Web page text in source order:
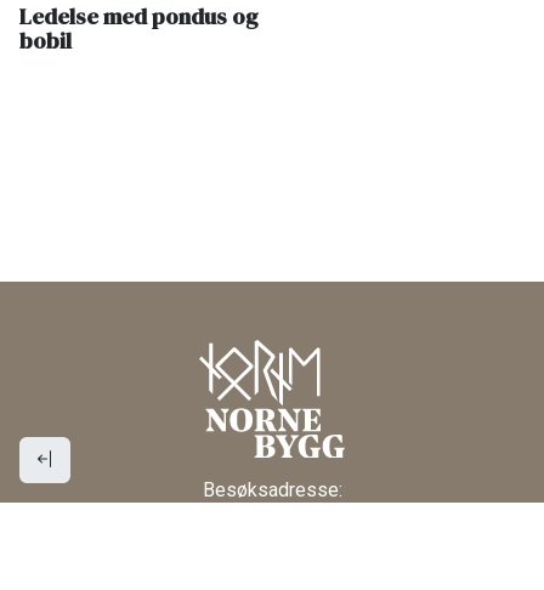
Ledelse med pondus og
bobil
Besøksadresse: